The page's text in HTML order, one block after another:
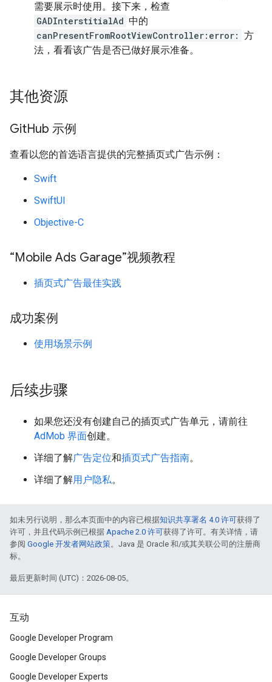
需要展示时使用。接下来，检查
GADInterstitialAd 中的
canPresentFromRootViewController:error: 方
法，看看该广告是否已做好展示准备。
其他资源
GitHub 示例
查看以您的首选语言提供的完整插页式广告示例：
Swift
SwiftUI
Objective-C
“Mobile Ads Garage”视频教程
插页式广告最佳实践
成功案例
使用场景示例
后续步骤
如果您还没有创建自己的插页式广告单元，请前往
AdMob 界面创建。
详细了解广告定位和插页式广告指南。
详细了解用户隐私。
如未另行说明，那么本页面中的内容已根据知识共享署名 4.0 许可获得了
许可，并且代码示例已根据 Apache 2.0 许可获得了许可。有关详情，请
参阅 Google 开发者网站政策。Java 是 Oracle 和/或其关联公司的注册商
标。
最后更新时间 (UTC)：2026-08-05。
互动
Google Developer Program
Google Developer Groups
Google Developer Experts